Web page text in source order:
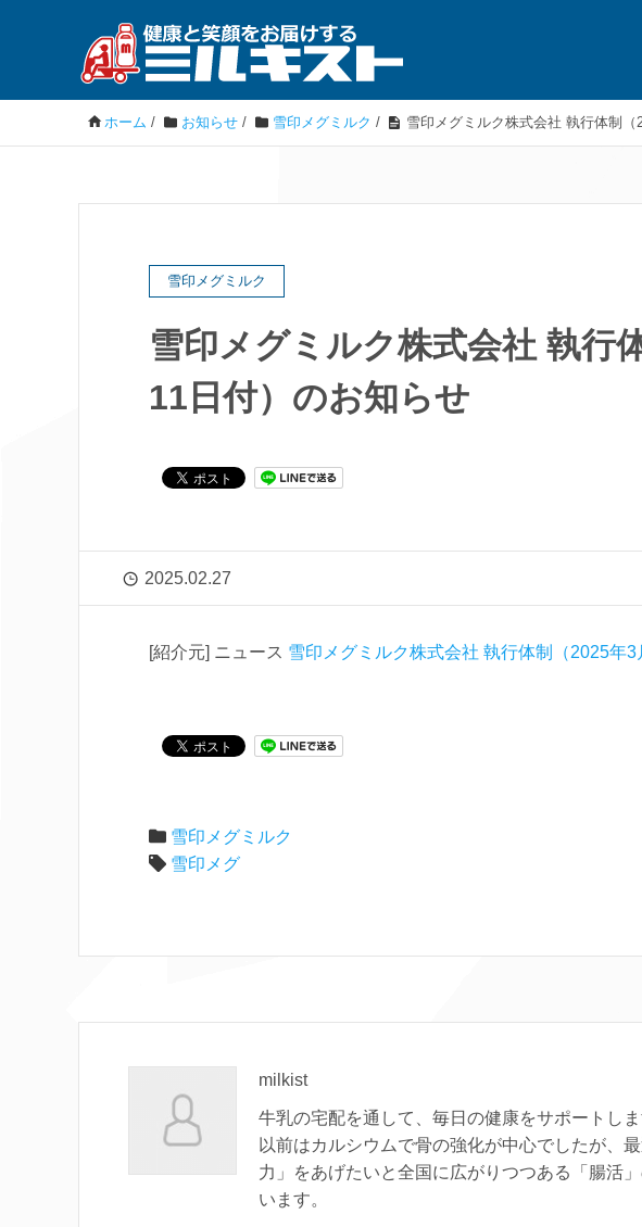
ホーム / お知らせ / 雪印メグミルク / 雪印メグミルク株式会社 執行体制
雪印メグミルク
雪印メグミルク株式会社 執行
11日付）のお知らせ
2025.02.27
[紹介元] ニュース 雪印メグミルク株式会社 執行体制（2025年
雪印メグミルク
雪印メグ
milkist
牛乳の宅配を通して、毎日の健康をサポートしま
以前はカルシウムで骨の強化が中心でしたが、
力」をあげたいと全国に広がりつつある「腸活
います。